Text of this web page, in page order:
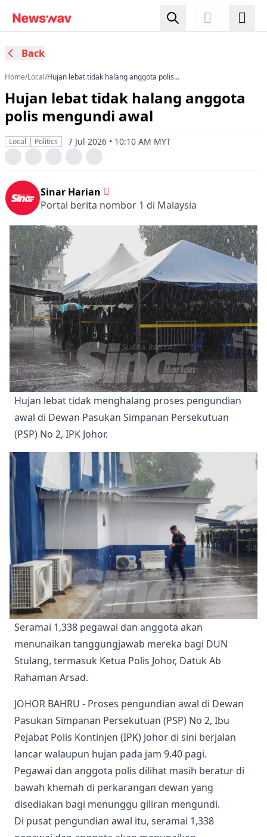
Back
Home/Local/Hujan lebat tidak halang anggota polis
Hujan lebat tidak halang anggota
polis mengundi awal
Local Politics 7 Jul 2026 • 10:10 AM MYT
Sinar Harian
Portal berita nombor 1 di Malaysia
Hujan lebat tidak menghalang proses pengundian
awal di Dewan Pasukan Simpanan Persekutuan
(PSP) No 2, IPK Johor.
Seramai 1,338 pegawai dan anggota akan
menunaikan tanggungjawab mereka bagi DUN
Stulang, termasuk Ketua Polis Johor, Datuk Ab
Rahaman Arsad.
JOHOR BAHRU - Proses pengundian awal di Dewan
Pasukan Simpanan Persekutuan (PSP) No 2, Ibu
Pejabat Polis Kontinjen (IPK) Johor di sini berjalan
lancar walaupun hujan pada jam 9.40 pagi.
Pegawai dan anggota polis dilihat masih beratur di
bawah khemah di perkarangan dewan yang
disediakan bagi menunggu giliran mengundi.
Di pusat pengundian awal itu, seramai 1,338